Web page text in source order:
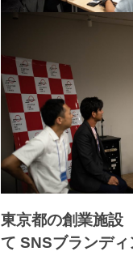
東京都の創業施
て SNSブランデ